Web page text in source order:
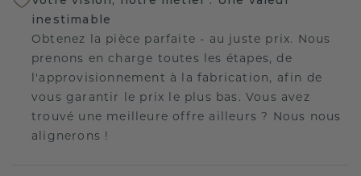
inestimable
Obtenez la pièce parfaite - au juste prix. Nous
prenons en charge toutes les étapes, de
l'approvisionnement à la fabrication, afin de
vous garantir le prix le plus bas. Vous avez
trouvé une meilleure offre ailleurs ? Nous nous
alignerons !